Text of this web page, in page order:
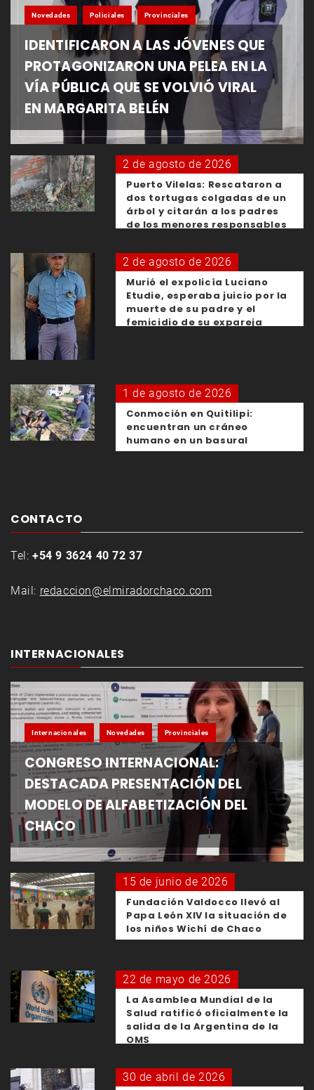
Novedades Policiales Provinciales
IDENTIFICARON A LAS JÓVENES QUE
PROTAGONIZARON UNA PELEA EN LA
VÍA PÚBLICA QUE SE VOLVIÓ VIRAL
EN MARGARITA BELÉN
2 de agosto de 2026
Puerto Vilelas: Rescataron a
dos tortugas colgadas de un
árbol y citarán a los padres
de los menores responsables
2 de agosto de 2026
Murió el expolicía Luciano
Etudie, esperaba juicio por la
muerte de su padre y el
femicidio de su expareja
1 de agosto de 2026
Conmoción en Quitilipi:
encuentran un cráneo
humano en un basural
CONTACTO
Tel: +54 9 3624 40 72 37
Mail: redaccion@elmiradorchaco.com
INTERNACIONALES
Internacionales Novedades Provinciales
CONGRESO INTERNACIONAL:
DESTACADA PRESENTACIÓN DEL
MODELO DE ALFABETIZACIÓN DEL
CHACO
15 de junio de 2026
Fundación Valdocco llevó al
Papa León XIV la situación de
los niños Wichí de Chaco
22 de mayo de 2026
La Asamblea Mundial de la
Salud ratificó oficialmente la
salida de la Argentina de la
OMS
30 de abril de 2026